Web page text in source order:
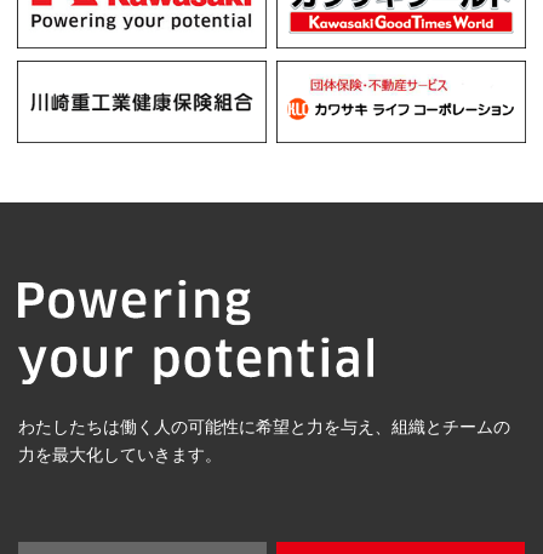
わたしたちは働く人の可能性に希望と力を与え、組織とチームの
力を最大化していきます。